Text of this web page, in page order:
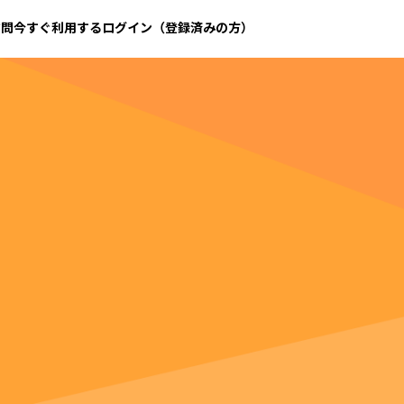
今すぐ利用するログイン（登録済みの方）